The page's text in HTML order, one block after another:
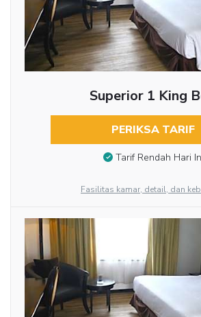
Superior 1 King
PERIKSA TARIF
Tarif Rendah Hari
Fasilitas kamar, detail, dan